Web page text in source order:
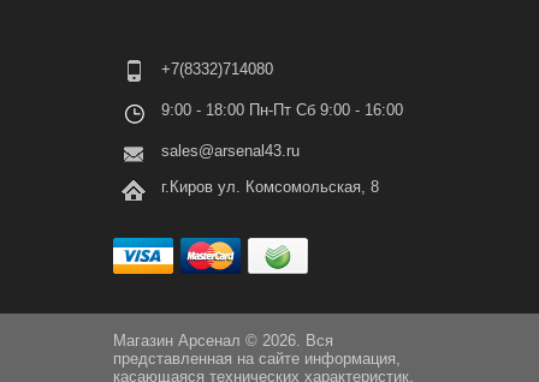
+7(8332)714080
9:00 - 18:00 Пн-Пт Сб 9:00 - 16:00
sales@arsenal43.ru
г.Киров ул. Комсомольская, 8
Магазин Арсенал © 2026. Вся
представленная на сайте информация,
касающаяся технических характеристик,